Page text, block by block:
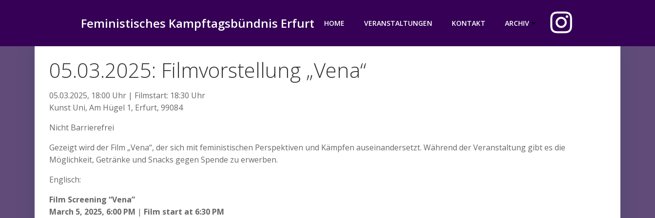
Feministisches Kampftagsbündnis Erfurt HOME VERANSTALTUNGEN KONTAKT ARCHIV
05.03.2025: Filmvorstellung „Vena“
05.03.2025, 18:00 Uhr | Filmstart: 18:30 Uhr
Kunst Uni, Am Hügel 1, Erfurt, 99084
Nicht Barrierefrei
Gezeigt wird der Film „Vena“, der sich mit feministischen Perspektiven und Kämpfen auseinandersetzt. Während der Veranstaltung gibt es die
Möglichkeit, Getränke und Snacks gegen Spende zu erwerben.
Englisch:
Film Screening “Vena”
March 5, 2025, 6:00 PM | Film start at 6:30 PM